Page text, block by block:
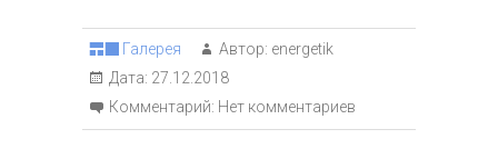
Галерея Автор: energetik
Дата: 27.12.2018
Комментарий: Нет комментариев